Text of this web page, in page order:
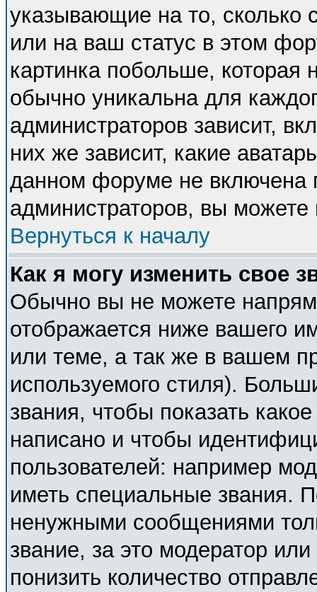
указывающие на то,
или на ваш статус в этом
картинка побольше, которая
обычно уникальна для
администраторов зависит,
них же зависит, какие
данном форуме не включена
администраторов, вы
Вернуться к началу
Как я могу изменить свое
Обычно вы не можете
отображается ниже вашего
или теме, а так же в вашем
используемого стиля).
звания, чтобы показать
написано и чтобы
пользователей: например
иметь специальные звания.
ненужными сообщениями
звание, за это модератор
понизить количество